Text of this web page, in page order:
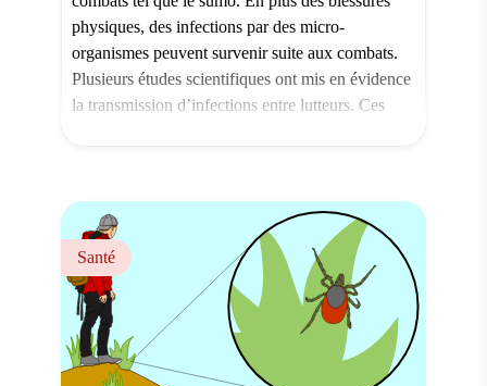
physiques, des infections par des micro-
organismes peuvent survenir suite aux combats.
Plusieurs études scientifiques ont mis en évidence
la transmission d’infections entre lutteurs. Ces
Santé